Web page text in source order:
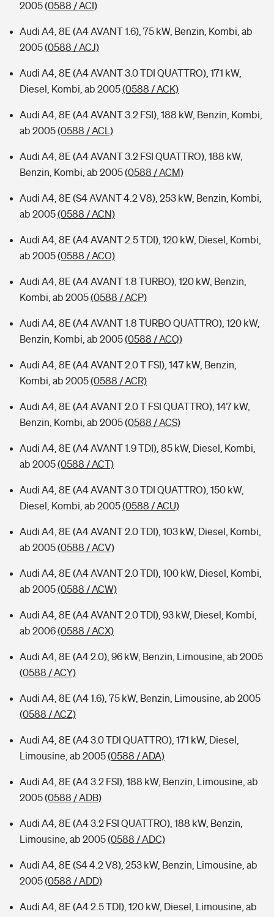
2005(0588 / ACI)
Audi A4, 8E (A4 AVANT 1.6), 75 kW, Benzin, Kombi, ab
2005(0588 / ACJ)
Audi A4, 8E (A4 AVANT 3.0 TDI QUATTRO), 171 kW,
Diesel, Kombi, ab 2005(0588 / ACK)
Audi A4, 8E (A4 AVANT 3.2 FSI), 188 kW, Benzin, Kombi,
ab 2005(0588 / ACL)
Audi A4, 8E (A4 AVANT 3.2 FSI QUATTRO), 188 kW,
Benzin, Kombi, ab 2005(0588 / ACM)
Audi A4, 8E (S4 AVANT 4.2 V8), 253 kW, Benzin, Kombi,
ab 2005(0588 / ACN)
Audi A4, 8E (A4 AVANT 2.5 TDI), 120 kW, Diesel, Kombi,
ab 2005(0588 / ACO)
Audi A4, 8E (A4 AVANT 1.8 TURBO), 120 kW, Benzin,
Kombi, ab 2005(0588 / ACP)
Audi A4, 8E (A4 AVANT 1.8 TURBO QUATTRO), 120 kW,
Benzin, Kombi, ab 2005(0588 / ACQ)
Audi A4, 8E (A4 AVANT 2.0 T FSI), 147 kW, Benzin,
Kombi, ab 2005(0588 / ACR)
Audi A4, 8E (A4 AVANT 2.0 T FSI QUATTRO), 147 kW,
Benzin, Kombi, ab 2005(0588 / ACS)
Audi A4, 8E (A4 AVANT 1.9 TDI), 85 kW, Diesel, Kombi,
ab 2005(0588 / ACT)
Audi A4, 8E (A4 AVANT 3.0 TDI QUATTRO), 150 kW,
Diesel, Kombi, ab 2005(0588 / ACU)
Audi A4, 8E (A4 AVANT 2.0 TDI), 103 kW, Diesel, Kombi,
ab 2005(0588 / ACV)
Audi A4, 8E (A4 AVANT 2.0 TDI), 100 kW, Diesel, Kombi,
ab 2005(0588 / ACW)
Audi A4, 8E (A4 AVANT 2.0 TDI), 93 kW, Diesel, Kombi,
ab 2006(0588 / ACX)
Audi A4, 8E (A4 2.0), 96 kW, Benzin, Limousine, ab 2005
(0588 / ACY)
Audi A4, 8E (A4 1.6), 75 kW, Benzin, Limousine, ab 2005
(0588 / ACZ)
Audi A4, 8E (A4 3.0 TDI QUATTRO), 171 kW, Diesel,
Limousine, ab 2005(0588 / ADA)
Audi A4, 8E (A4 3.2 FSI), 188 kW, Benzin, Limousine, ab
2005(0588 / ADB)
Audi A4, 8E (A4 3.2 FSI QUATTRO), 188 kW, Benzin,
Limousine, ab 2005(0588 / ADC)
Audi A4, 8E (S4 4.2 V8), 253 kW, Benzin, Limousine, ab
2005(0588 / ADD)
Audi A4, 8E (A4 2.5 TDI), 120 kW, Diesel, Limousine, ab